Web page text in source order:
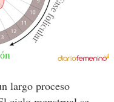
largo proceso